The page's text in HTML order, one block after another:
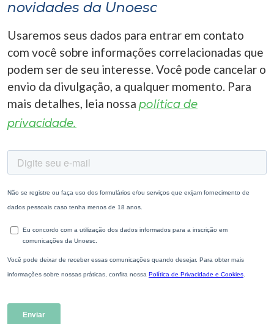
novidades da Unoesc
Usaremos seus dados para entrar em contato
com você sobre informações correlacionadas que
podem ser de seu interesse. Você pode cancelar o
envio da divulgação, a qualquer momento. Para
mais detalhes, leia nossa política de
privacidade.